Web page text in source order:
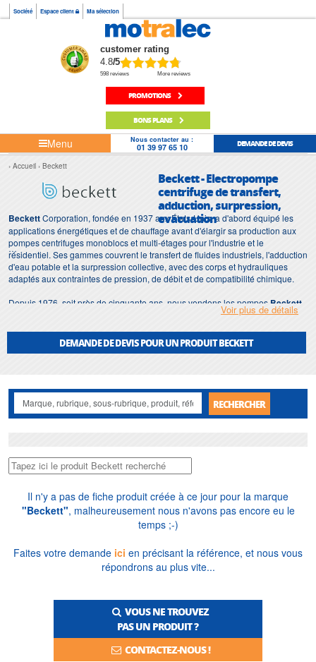
Société Espace client Ma sélection
customer rating
4.8/5
598 reviews More reviews
PROMOTIONS
BONS PLANS
Menu Nous contacter au :
01 39 97 65 10 DEMANDE DE DEVIS
Accueil Beckett
Beckett - Electropompe
centrifuge de transfert,
adduction, surpression,
evacuation
BeckettCorporation, fondée en 1937 aux États-Unis, a d'abord équipé les
applications énergétiques et de chauffage avant d'élargir sa production aux
pompes centrifuges monoblocs et multi-étages pour l'industrie et le
résidentiel. Ses gammes couvrent le transfert de fluides industriels, l'adduction
d'eau potable et la surpression collective, avec des corps et hydrauliques
adaptés aux contraintes de pression, de débit et de compatibilité chimique.
Depuis 1976, soit près de cinquante ans, nous vendons les pompes Beckett
en France et à l'export, et nous assurons leur réparation et leur installation en
d'usure, dimensionnons gratuitement votre installation et accompagnons
aussi bien les professionnels que les particuliers, en intégrant ces séries dans
Voir plus de détails
DEMANDE DE DEVIS POUR UN PRODUIT BECKETT
RECHERCHER
Il n'y a pas de fiche produit créée à ce jour pour la marque
"Beckett", malheureusement nous n'avons pas encore eu le
temps ;-)
Faites votre demande ici en précisant la référence, et nous vous
répondrons au plus vite...
VOUS NE TROUVEZ
PAS UN PRODUIT ?
CONTACTEZ-NOUS !